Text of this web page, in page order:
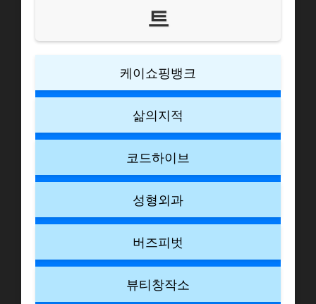
트
케이쇼핑뱅크
삶의지적
코드하이브
성형외과
버즈피벗
뷰티창작소